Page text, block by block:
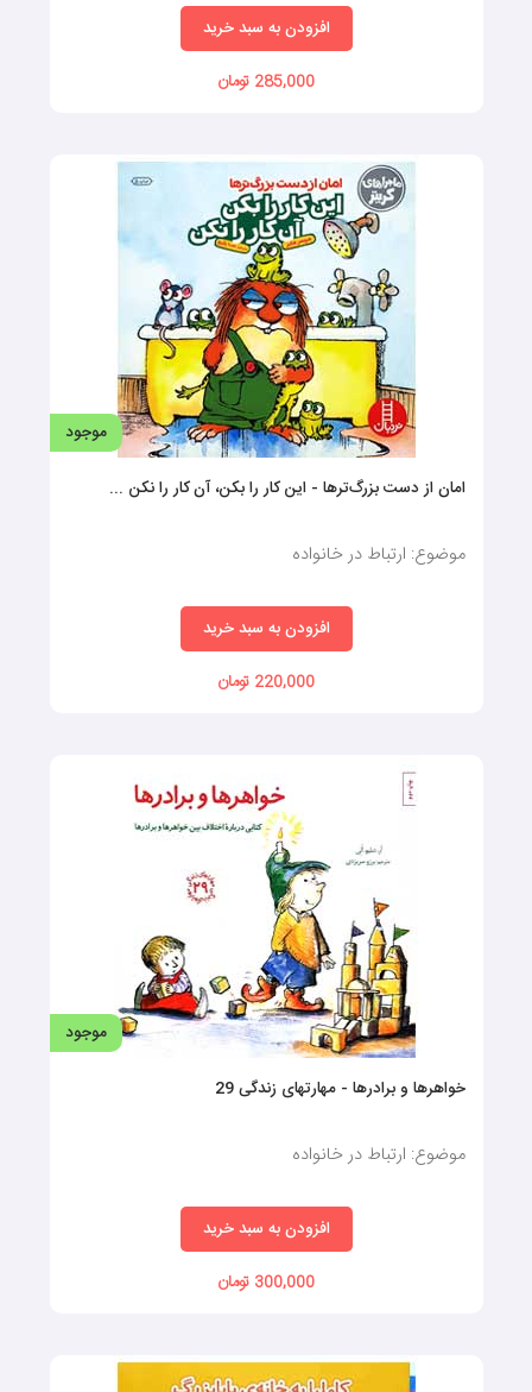
افزودن به سبد خرید
285,000 تومان
موجود
امان از دست بزرگ‌ترها - این کار را بکن، آن کار را نکن ...
موضوع: ارتباط در خانواده
افزودن به سبد خرید
220,000 تومان
موجود
خواهرها و برادرها - مهارتهای زندگی 29
موضوع: ارتباط در خانواده
افزودن به سبد خرید
300,000 تومان